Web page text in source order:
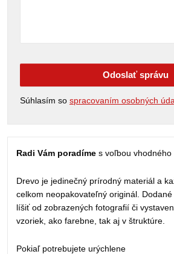
Odoslať správu
Súhlasím so spracovaním osobných
Radi Vám poradíme s voľbou vhodného
Drevo je jedinečný prírodný materiál a
celkom neopakovateľný originál.
líšiť od zobrazených fotografií či
vzoriek, ako farebne, tak aj v štruktúre.
Pokiaľ potrebujete urýchlene